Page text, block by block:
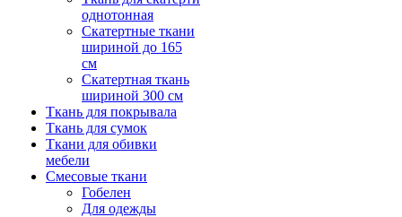
однотонная
Скатертные ткани
шириной до 165
см
Скатертная ткань
шириной 300 см
Ткань для покрывала
Ткань для сумок
Ткани для обивки
мебели
Смесовые ткани
Гобелен
Для одежды